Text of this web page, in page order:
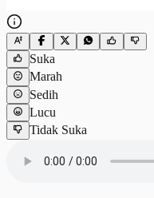
Suka
Marah
Sedih
Lucu
Tidak Suka